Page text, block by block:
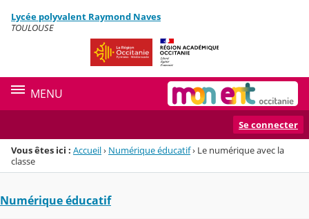
Menu de la rubrique
Contenu
Lycée polyvalent Raymond Naves
TOULOUSE
MENU
Se connecter
Vous êtes ici : Accueil› Numérique éducatif› Le numérique avec la
classe
Numérique éducatif